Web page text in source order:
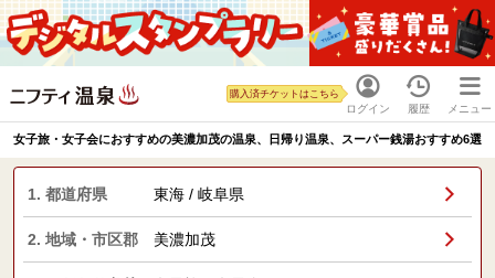
ログイン
購入済チケットはこちら
履歴 メニュー
女子旅・女子会におすすめの美濃加茂の温泉、日帰り温泉、スーパー銭湯おすすめ6選
1. 都道府県 東海 / 岐阜県
2. 地域・市区郡 美濃加茂